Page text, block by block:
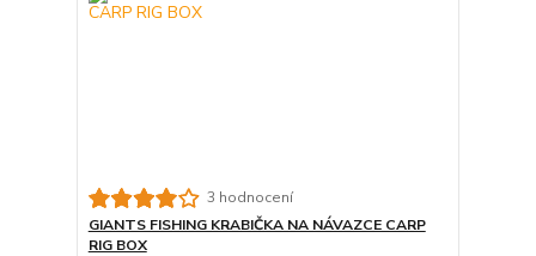
3 hodnocení
GIANTS FISHING KRABIČKA NA NÁVAZCE CARP
RIG BOX